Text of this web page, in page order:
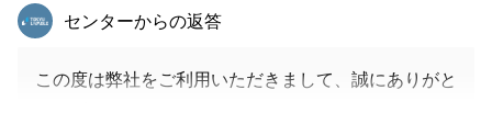
東急リバブル
センターからの返答
この度は弊社をご利用いただきまして、誠にありがと